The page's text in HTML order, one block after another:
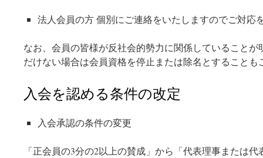
法人会員の方 個別にご連絡をいたしますのでご対応
なお、会員の皆様が反社会的勢力に関係していること
だけない場合は会員資格を停止または除名とすること
入会を認める条件の改定
入会承認の条件の変更
「正会員の3分の2以上の賛成」から「代表理事または